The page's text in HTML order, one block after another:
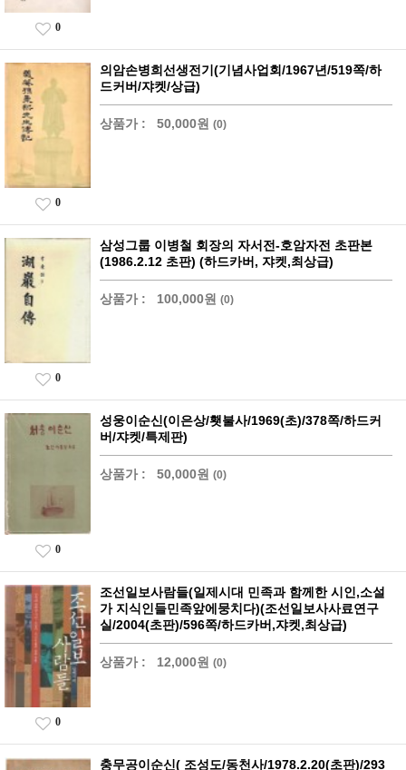
0
의암손병희선생전기(기념사업회/1967년/519쪽/하
드커버/쟈켓/상급)
상품가 : 50,000원 (0)
0
삼성그룹 이병철 회장의 자서전-호암자전 초판본
(1986.2.12 초판) (하드카버, 쟈켓,최상급)
상품가 : 100,000원 (0)
0
성웅이순신(이은상/횃불사/1969(초)/378쪽/하드커
버/쟈켓/특제판)
상품가 : 50,000원 (0)
0
조선일보사람들(일제시대 민족과 함께한 시인,소설
가 지식인들민족앞에뭉치다)(조선일보사사료연구
실/2004(초판)/596쪽/하드카버,쟈켓,최상급)
상품가 : 12,000원 (0)
0
충무공이순신( 조성도/동천사/1978.2.20(초판)/293